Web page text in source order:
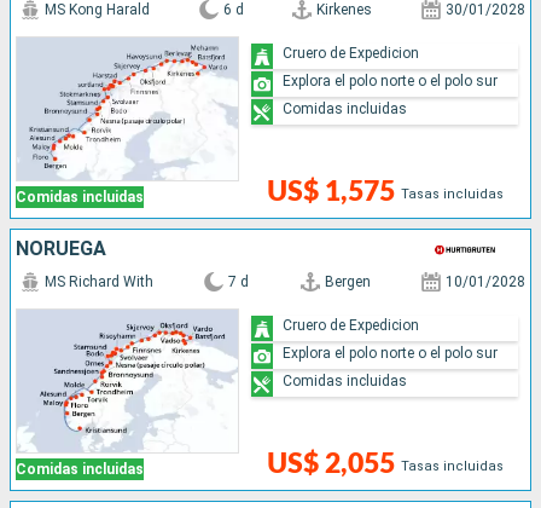
Comidas incluidas
MS Kong Harald 6 d Kirkenes 30/01/2028
US$ 1,575 Tasas incluidas
Cruero de Expedicion
Explora el polo norte o el polo sur
Comidas incluidas
NORUEGA
Comidas incluidas
MS Richard With 7 d Bergen 10/01/2028
US$ 2,055 Tasas incluidas
Cruero de Expedicion
Explora el polo norte o el polo sur
Comidas incluidas